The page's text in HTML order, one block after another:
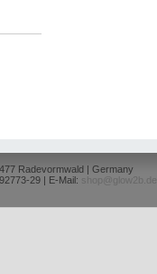
Radevormwald | Germany
29 | E-Mail:
shop@glow2b.de